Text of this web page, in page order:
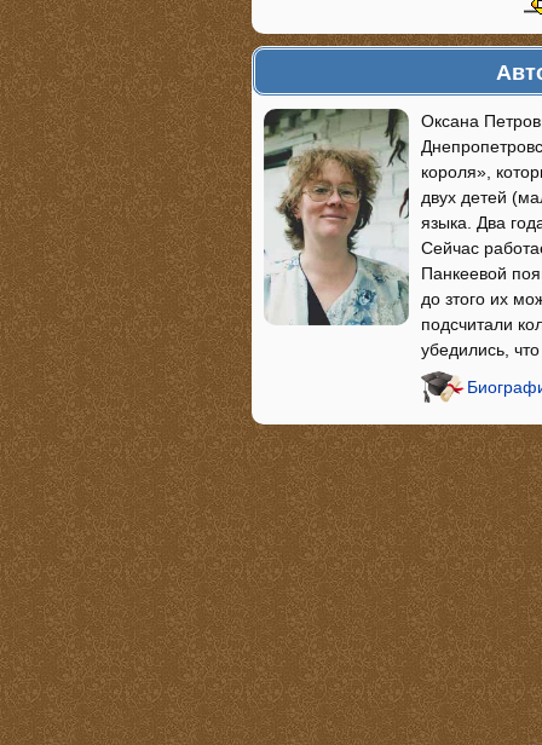
Оксана
короля»,
двух детей
языка. Два
Сейчас
Панкеевой
до зтого их
подсчитали
убедились,